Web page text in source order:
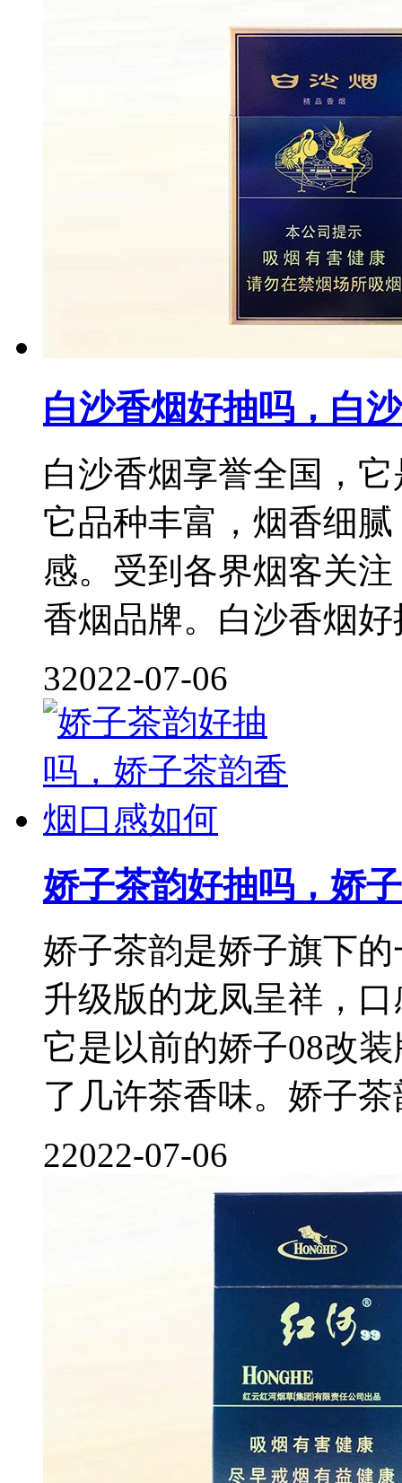
白沙香烟好抽吗，白
白沙香烟享誉全国，
它品种丰富，烟香细
感。受到各界烟客关
香烟品牌。白沙香烟好
32022-07-06
娇子茶韵好抽吗，娇
娇子茶韵是娇子旗下
升级版的龙凤呈祥，
它是以前的娇子08改
了几许茶香味。娇子茶
22022-07-06